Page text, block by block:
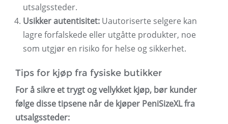
utsalgssteder.
Usikker autentisitet: Uautoriserte selgere kan
lagre forfalskede eller utgåtte produkter, noe
som utgjør en risiko for helse og sikkerhet.
Tips for kjøp fra fysiske butikker
For å sikre et trygt og vellykket kjøp, bør kunder
følge disse tipsene når de kjøper PeniSizeXL fra
utsalgssteder: